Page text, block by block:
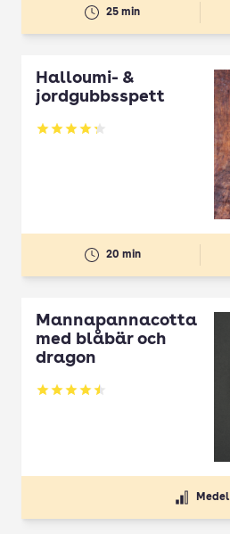
25 min
Halloumi- &
jordgubbsspett
Betyg: 4.3 av 5
20 min
Mannapannacotta
med blåbär och
dragon
Betyg: 4.5 av 5
Medel